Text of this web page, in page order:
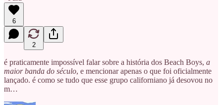
6
2
é praticamente impossível falar sobre a história dos Beach Boys, a
maior banda do século, e mencionar apenas o que foi oficialmente
lançado. é como se tudo que esse grupo californiano já desovou no
m…